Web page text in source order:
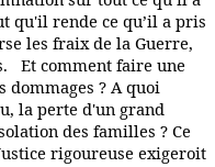
qu'il rende ce qu’il a pris
les fraix de la Guerre,
Et comment faire une
dommages ? A quoi
la perte d'un grand
des familles ? Ce
rigoureuse exigeroit